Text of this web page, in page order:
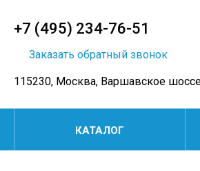
+7 (495) 234-76-51
Заказать обратный звонок
115230, Москва, Варшавское
КАТАЛОГ